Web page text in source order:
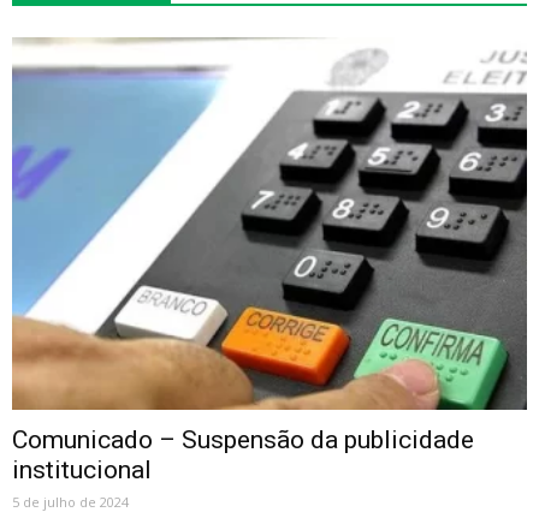
Comunicado – Suspensão da publicidade
institucional
5 de julho de 2024